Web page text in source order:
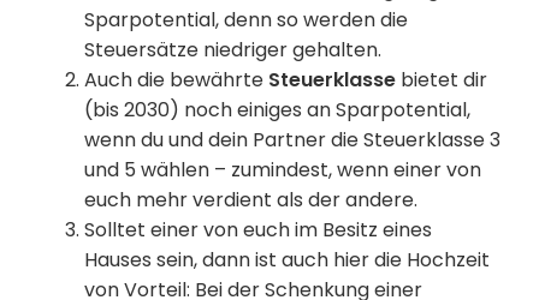
Sparpotential, denn so werden die
Steuersätze niedriger gehalten.
Auch die bewährte Steuerklassebietet dir
(bis 2030) noch einiges an Sparpotential,
wenn du und dein Partner die Steuerklasse 3
und 5 wählen – zumindest, wenn einer von
euch mehr verdient als der andere.
Solltet einer von euch im Besitz eines
Hauses sein, dann ist auch hier die Hochzeit
von Vorteil: Bei der Schenkung einer